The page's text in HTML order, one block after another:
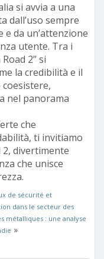
si avvia a una
dall’uso sempre
da un’attenzione
utente. Tra i
2” si
la credibilità e il
nel panorama
che
ti invitiamo
2, divertimente
che unisce
de sécurité et
dans le secteur des
métalliques : une analyse
»